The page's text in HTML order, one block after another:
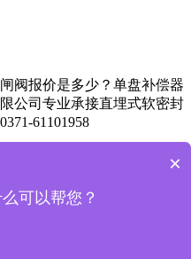
阀报价是多少？单盘补偿器
公司专业承接直埋式软密封
61101958
津 南京 长沙
×
可以帮您？